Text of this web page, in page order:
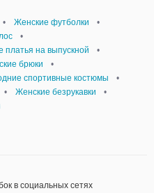
• Женские футболки
•
•
платья на выпускной
•
брюки
•
спортивные костюмы
•
• Женские безрукавки
•
в социальных сетях